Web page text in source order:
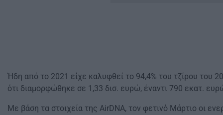
Ήδη από το 2021 είχε καλυφθεί το 94,4% του τζίρου του
ότι διαμορφώθηκε σε 1,33 δισ. ευρώ, έναντι 790 εκατ.
Με βάση τα στοιχεία της AirDNA, τον φετινό Μάρτιο οι